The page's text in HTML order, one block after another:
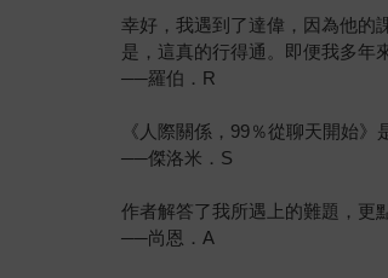
幸好，我遇到了達偉，因為他的
是，這真的行得通。即便我多年
──羅伯．R
《人際關係，99％從聊天開始
──傑洛米．S
作者解答了我所遇上的難題，更
──尚恩．A